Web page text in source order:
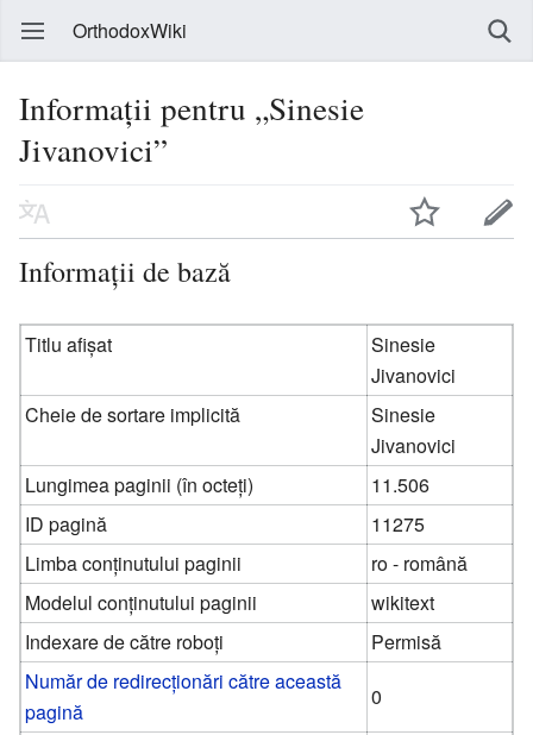
OrthodoxWiki
Informații pentru „Sinesie
Jivanovici”
Informații de bază
Titlu afișat
Sinesie
Jivanovici
Cheie de sortare implicită
Sinesie
Jivanovici
Lungimea paginii (în octeți)
11.506
ID pagină
11275
Limba conținutului paginii
ro - română
Modelul conținutului paginii
wikitext
Indexare de către roboți
Permisă
Număr de redirecționări către această
pagină
0